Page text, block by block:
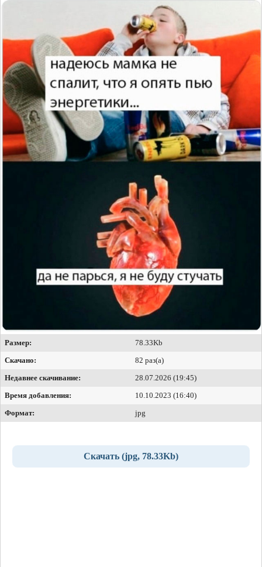
Размер:
78.33Kb
Скачано:
82 раз(а)
Недавнее скачивание:
28.07.2026 (19:45)
Время добавления:
10.10.2023 (16:40)
Формат:
jpg
Скачать (jpg, 78.33Kb)